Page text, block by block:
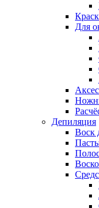
Для
Депиляция
Воск